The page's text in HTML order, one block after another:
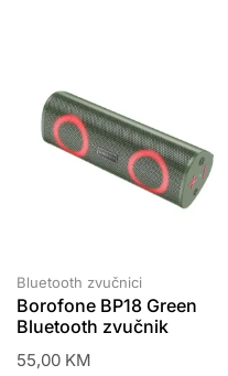
Bluetooth zvučnici
Borofone BP18 Green
Bluetooth zvučnik
55,00 KM